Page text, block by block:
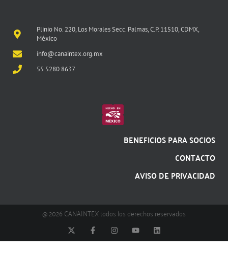
Plinio No. 220, Los Morales Secc. Palmas, C.P. 11510, CDMX,
México
info@canaintex.org.mx
55 5280 8637
BENEFICIOS PARA SOCIOS
CONTACTO
AVISO DE PRIVACIDAD
@ 2026 CANAINTEX todos los derechos reservados